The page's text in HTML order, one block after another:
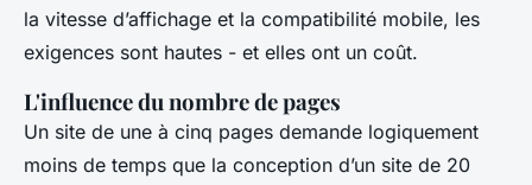
la vitesse d’affichage et la compatibilité mobile, les
exigences sont hautes - et elles ont un coût.
L'influence du nombre de pages
Un site de une à cinq pages demande logiquement
moins de temps que la conception d’un site de 20